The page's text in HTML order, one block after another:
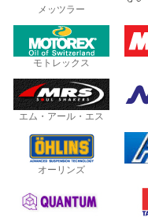
メッツラー
モトレックス
エム・アール・エス
オーリンズ